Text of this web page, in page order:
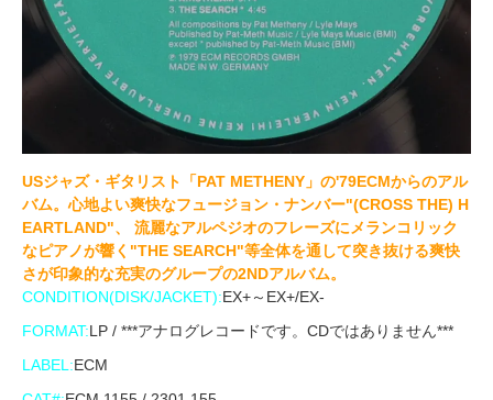
USジャズ・ギタリスト「PAT METHENY」の'79ECMからのアル
バム。心地よい爽快なフュージョン・ナンバー"(CROSS THE) H
EARTLAND"、 流麗なアルペジオのフレーズにメランコリック
なピアノが響く"THE SEARCH"等全体を通して突き抜ける爽快
さが印象的な充実のグループの2NDアルバム。
CONDITION(DISK/JACKET):EX+～EX+/EX-
FORMAT:LP / ***アナログレコードです。CDではありません***
LABEL:ECM